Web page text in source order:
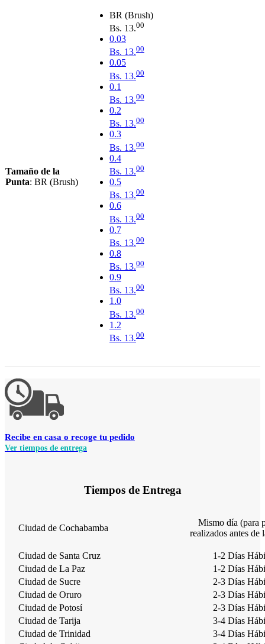
Tamaño de la
Punta: BR (Brush)
BR (Brush)
Bs. 13.00
0.03
Bs. 13.00
0.05
Bs. 13.00
0.1
Bs. 13.00
0.2
Bs. 13.00
0.3
Bs. 13.00
0.4
Bs. 13.00
0.5
Bs. 13.00
0.6
Bs. 13.00
0.7
Bs. 13.00
0.8
Bs. 13.00
0.9
Bs. 13.00
1.0
Bs. 13.00
1.2
Bs. 13.00
Recibe en casa o recoge tu pedido
Ver tiempos de entrega
Tiempos de Entrega
Ciudad de Cochabamba
Mismo día (para
realizados antes de
Ciudad de Santa Cruz
1-2 Días
Ciudad de La Paz
1-2 Días
Ciudad de Sucre
2-3 Días
Ciudad de Oruro
2-3 Días
Ciudad de Potosí
2-3 Días
Ciudad de Tarija
3-4 Días
Ciudad de Trinidad
3-4 Días